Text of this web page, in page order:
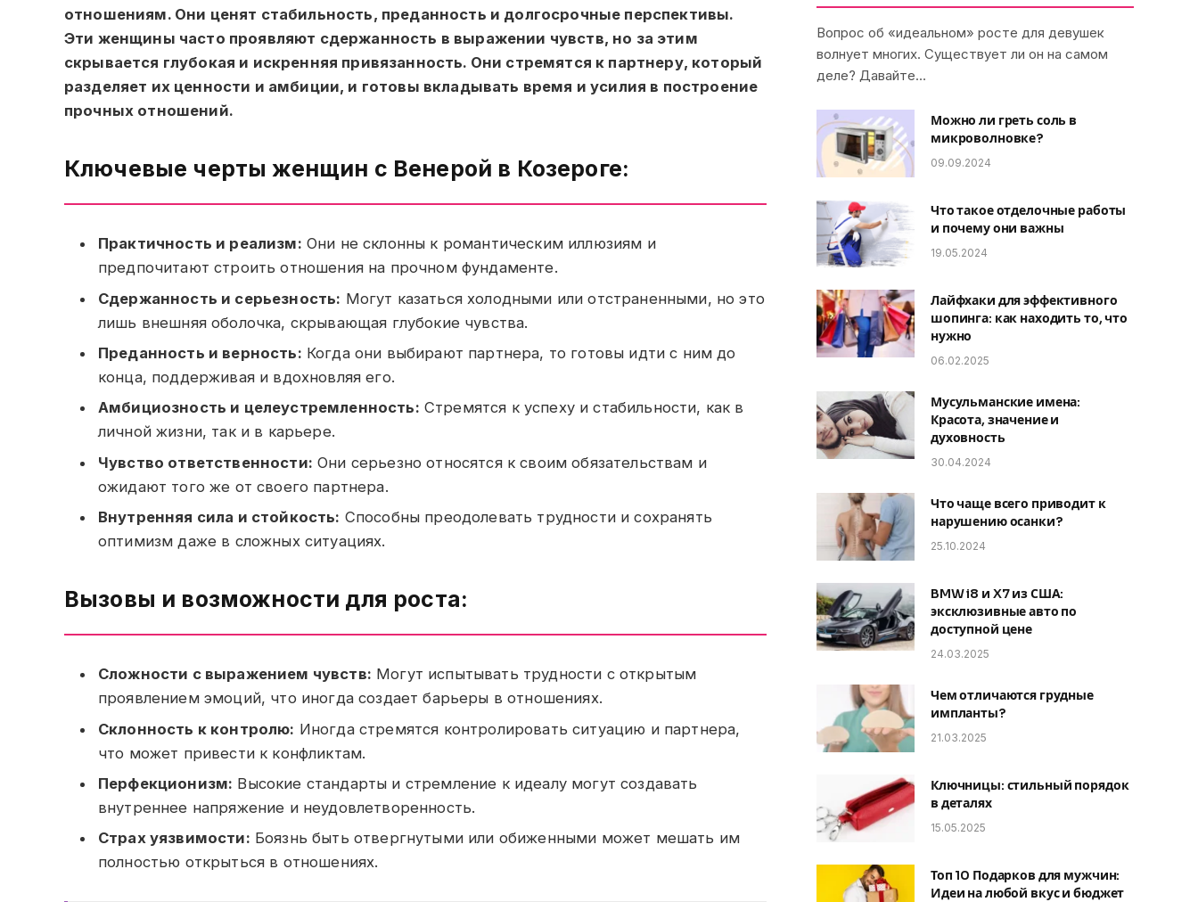
отношениям. Они ценят стабильность, преданность и долгосрочные перспективы.
Эти женщины часто проявляют сдержанность в выражении чувств, но за этим
скрывается глубокая и искренняя привязанность. Они стремятся к партнеру, который
разделяет их ценности и амбиции, и готовы вкладывать время и усилия в построение
прочных отношений.
Ключевые черты женщин с Венерой в Козероге:
Практичность и реализм: Они не склонны к романтическим иллюзиям и
предпочитают строить отношения на прочном фундаменте.
Сдержанность и серьезность: Могут казаться холодными или отстраненными, но это
лишь внешняя оболочка, скрывающая глубокие чувства.
Преданность и верность: Когда они выбирают партнера, то готовы идти с ним до
конца, поддерживая и вдохновляя его.
Амбициозность и целеустремленность: Стремятся к успеху и стабильности, как в
личной жизни, так и в карьере.
Чувство ответственности: Они серьезно относятся к своим обязательствам и
ожидают того же от своего партнера.
Внутренняя сила и стойкость: Способны преодолевать трудности и сохранять
оптимизм даже в сложных ситуациях.
Вызовы и возможности для роста:
Сложности с выражением чувств: Могут испытывать трудности с открытым
проявлением эмоций, что иногда создает барьеры в отношениях.
Склонность к контролю: Иногда стремятся контролировать ситуацию и партнера,
что может привести к конфликтам.
Перфекционизм: Высокие стандарты и стремление к идеалу могут создавать
внутреннее напряжение и неудовлетворенность.
Страх уязвимости: Боязнь быть отвергнутыми или обиженными может мешать им
полностью открыться в отношениях.
Вопрос об «идеальном» росте для девушек
волнует многих. Существует ли он на самом
деле? Давайте…
Можно ли греть соль в
микроволновке?
09.09.2024
Что такое отделочные работы
и почему они важны
19.05.2024
Лайфхаки для эффективного
шопинга: как находить то, что
нужно
06.02.2025
Мусульманские имена:
Красота, значение и
духовность
30.04.2024
Что чаще всего приводит к
нарушению осанки?
25.10.2024
BMW i8 и X7 из США:
эксклюзивные авто по
доступной цене
24.03.2025
Чем отличаются грудные
импланты?
21.03.2025
Ключницы: стильный порядок
в деталях
15.05.2025
Топ 10 Подарков для мужчин:
Идеи на любой вкус и бюджет